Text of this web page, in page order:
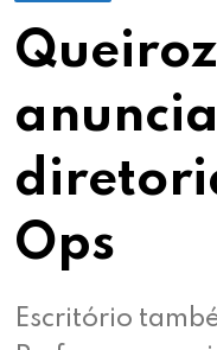
Ops
Escritório